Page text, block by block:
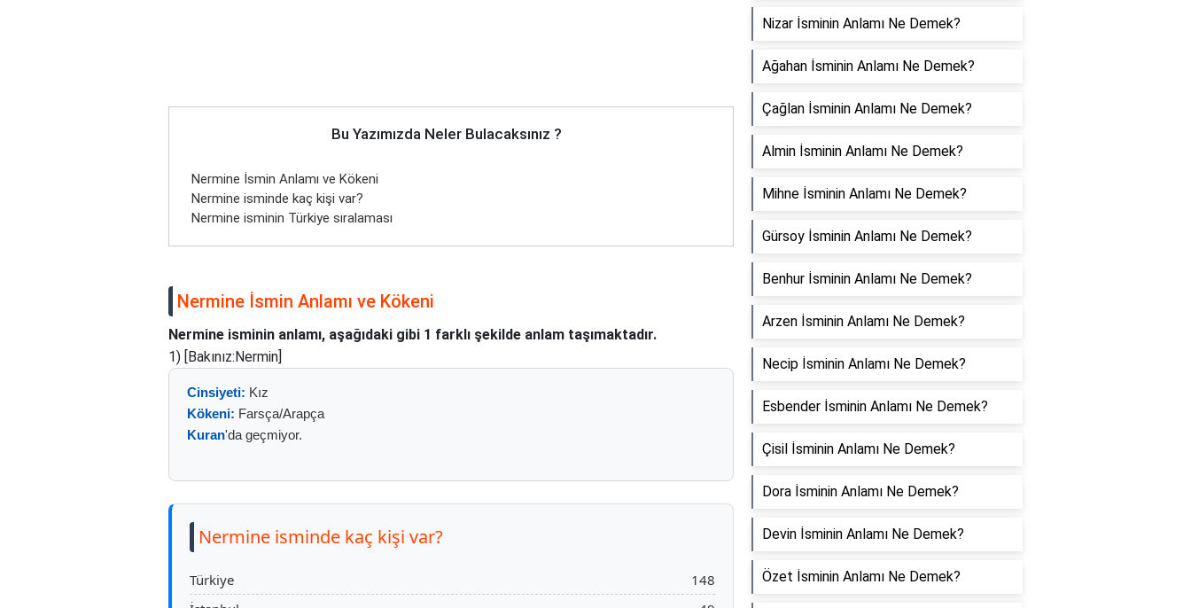
Bu Yazımızda Neler Bulacaksınız ?
Nermine İsmin Anlamı ve Kökeni
Nermine isminde kaç kişi var?
Nermine isminin Türkiye sıralaması
Nermine İsmin Anlamı ve Kökeni
Nermine isminin anlamı, aşağıdaki gibi 1 farklı şekilde anlam taşımaktadır.
1) [Bakınız:Nermin]
Cinsiyeti: Kız
Kökeni: Farsça/Arapça
Kuran'da geçmiyor.
Nermine isminde kaç kişi var?
Türkiye
148
Nizar İsminin Anlamı Ne Demek?
Ağahan İsminin Anlamı Ne Demek?
Çağlan İsminin Anlamı Ne Demek?
Almin İsminin Anlamı Ne Demek?
Mihne İsminin Anlamı Ne Demek?
Gürsoy İsminin Anlamı Ne Demek?
Benhur İsminin Anlamı Ne Demek?
Arzen İsminin Anlamı Ne Demek?
Necip İsminin Anlamı Ne Demek?
Esbender İsminin Anlamı Ne Demek?
Çisil İsminin Anlamı Ne Demek?
Dora İsminin Anlamı Ne Demek?
Devin İsminin Anlamı Ne Demek?
Özet İsminin Anlamı Ne Demek?